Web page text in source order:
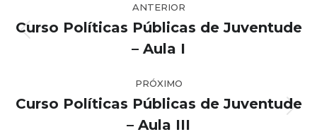
de
post:
ANTERIOR
anterior:
Curso Políticas Públicas de Juventude
– Aula I
PRÓXIMO
post:
Curso Políticas Públicas de Juventude
– Aula III